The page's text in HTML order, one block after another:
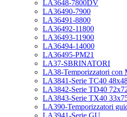
LA3648-7800DV
LA36490-7900
LA36491-8800
LA36492-11800
LA36493-11900
LA36494-14000
LA36495-PM21
LA37-SBRINATORI
LA38-Temporizzatori con
LA3841-Serie TC40
LA3842-Serie TD40
LA3843-Serie TX40
LA390-Temporizzatori
LA3941-Serie GU